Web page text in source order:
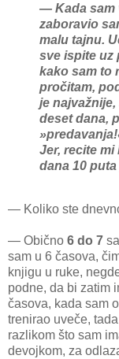
— Kada sam
zaboravio
malu tajnu.
sve ispite uz
kako sam to
pročitam,
je
deset dana,
Jer, recite
dana 10
— Koliko ste
— Obično 6 do 7
sam u 6 časova,
knjigu u ruke,
podne, da bi zatim
časova, kada sam
trenirao uveče,
razlikom što sam
devojkom, za